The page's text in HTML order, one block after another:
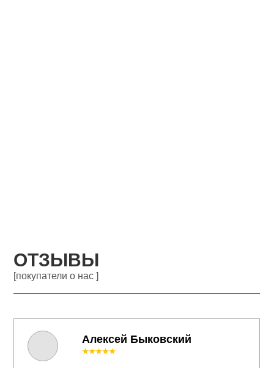
ОТЗЫВЫ
[покупатели о нас ]
Алексей Быковский
★★★★★